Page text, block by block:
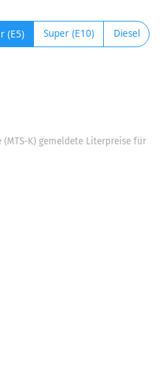
(E5) Super (E10) Diesel
K) gemeldete Literpreise für